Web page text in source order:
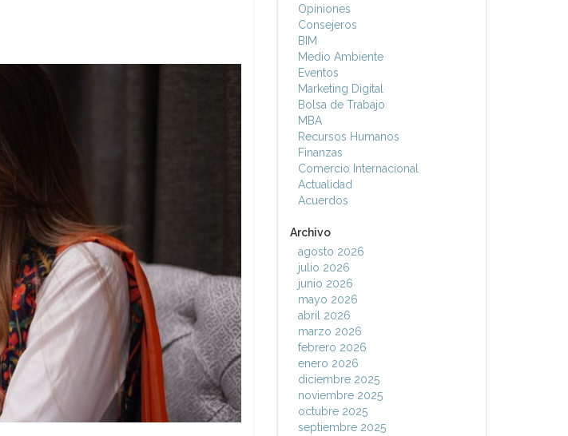
Opiniones
Consejeros
BIM
Medio Ambiente
Eventos
Marketing Digital
Bolsa de Trabajo
MBA
Recursos Humanos
Finanzas
Comercio Internacional
Actualidad
Acuerdos
Archivo
agosto 2026
julio 2026
junio 2026
mayo 2026
abril 2026
marzo 2026
febrero 2026
enero 2026
diciembre 2025
noviembre 2025
octubre 2025
septiembre 2025